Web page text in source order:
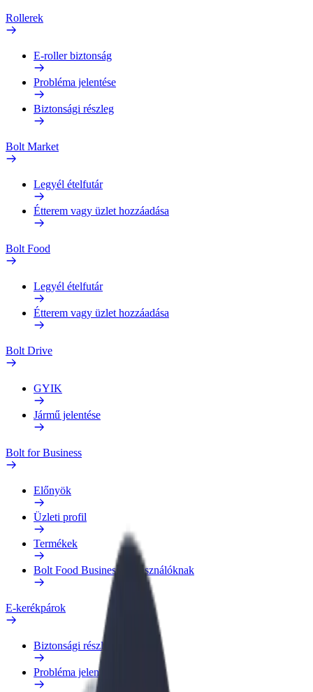
Rollerek
E-roller biztonság
Probléma jelentése
Biztonsági részleg
Bolt Market
Legyél ételfutár
Étterem vagy üzlet hozzáadása
Bolt Food
Legyél ételfutár
Étterem vagy üzlet hozzáadása
Bolt Drive
GYIK
Jármű jelentése
Bolt for Business
Előnyök
Üzleti profil
Termékek
Bolt Food Business felhasználóknak
E-kerékpárok
Biztonsági részleg
Probléma jelentése